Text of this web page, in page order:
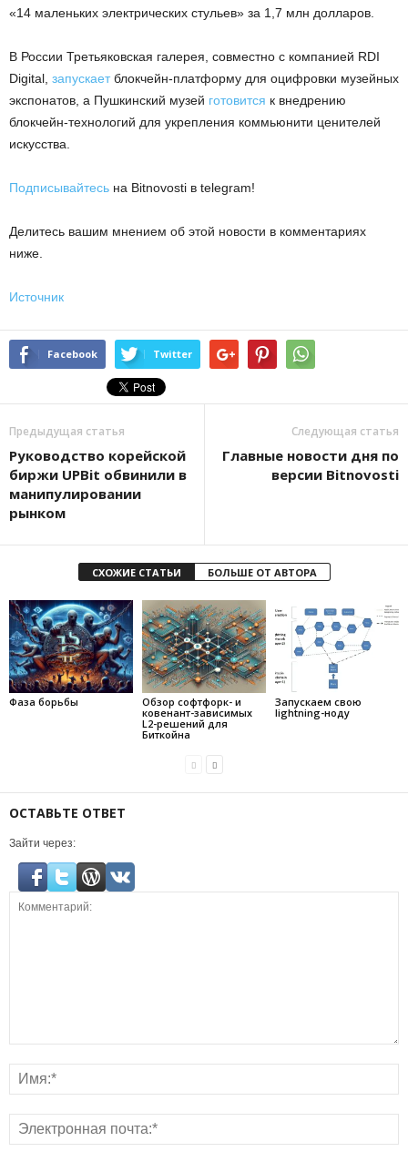
«14 маленьких электрических стульев» за 1,7 млн долларов.
В России Третьяковская галерея, совместно с компанией RDI
Digital, запускаетблокчейн-платформу для оцифровки музейных
экспонатов, а Пушкинский музей готовится к внедрению
блокчейн-технологий для укрепления коммьюнити ценителей
искусства.
Подписывайтесь на Bitnovosti в telegram!
Делитесь вашим мнением об этой новости в комментариях
ниже.
Источник
Facebook Twitter
Предыдущая статья
Руководство корейской
биржи UPBit обвинили в
манипулировании
рынком
Следующая статья
Главные новости дня по
версии Bitnovosti
СХОЖИЕ СТАТЬИ БОЛЬШЕ ОТ АВТОРА
Фаза борьбы
Обзор софтфорк- и
ковенант-зависимых
L2-решений для
Биткойна
Запускаем свою
lightning-ноду
ОСТАВЬТЕ ОТВЕТ
Зайти через: